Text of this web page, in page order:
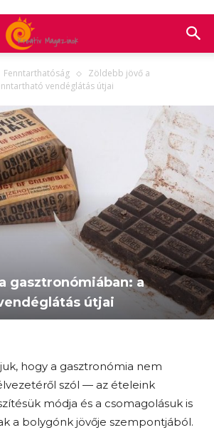
Fenntarthatóság
Zöldebb jövő a
vendéglátás útjai
gasztronómiában: a
útjai
hogy a gasztronómia nem
szól — az ételeink
módja és a csomagolásuk is
a bolygónk jövője szempontjából.